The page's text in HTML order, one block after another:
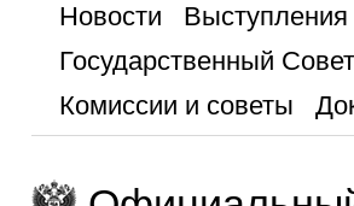
Новости
Государственный Совет
Комиссии и советы